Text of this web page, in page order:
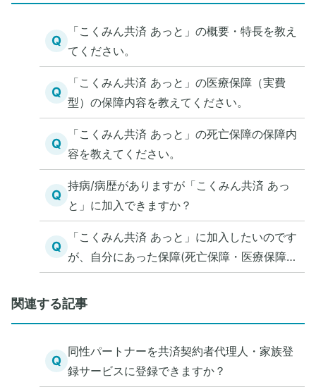
Q
「こくみん共済 あっと」の概要・特長を教え
てください。
Q
「こくみん共済 あっと」の医療保障（実費
型）の保障内容を教えてください。
Q
「こくみん共済 あっと」の死亡保障の保障内
容を教えてください。
Q
持病/病歴がありますが「こくみん共済 あっ
と」に加入できますか？
Q
「こくみん共済 あっと」に加入したいのです
が、自分にあった保障(死亡保障・医療保障)
を知る方法を教えてください。
関連する記事
Q
同性パートナーを共済契約者代理人・家族登
録サービスに登録できますか？